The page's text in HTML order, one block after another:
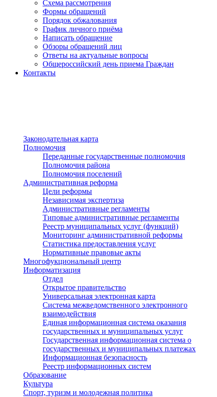
Схема рассмотрения
Формы обращений
Порядок обжалования
График личного приёма
Написать обращение
Обзоры обращений лиц
Ответы на актуальные вопросы
Общероссийский день приема Граждан
Контакты
Законодательная карта
Полномочия
Переданные государственные полномочия
Полномочия района
Полномочия поселений
Административная реформа
Цели реформы
Независимая экспертиза
Административные регламенты
Типовые административные регламенты
Реестр муниципальных услуг (функций)
Мониторинг административной реформы
Статистика предоставления услуг
Нормативные правовые акты
Многофукциональный центр
Информатизация
Отдел
Открытое правительство
Универсальная электронная карта
Система межведомственного электронного
взаимодействия
Единая информационная система оказания
государственных и муниципальных услуг
Государственная информационная система о
государственных и муниципальных платежах
Информационная безопасность
Реестр информационных систем
Образование
Культура
Спорт, туризм и молодежная политика